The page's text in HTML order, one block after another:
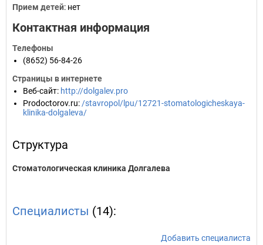
Прием детей: нет
Контактная информация
Телефоны
(8652) 56-84-26
Страницы в интернете
Веб-сайт: http://dolgalev.pro
Prodoctorov.ru: /stavropol/lpu/12721-stomatologicheskaya-
klinika-dolgaleva/
Структура
Стоматологическая клиника Долгалева
Специалисты (14):
Добавить специалиста